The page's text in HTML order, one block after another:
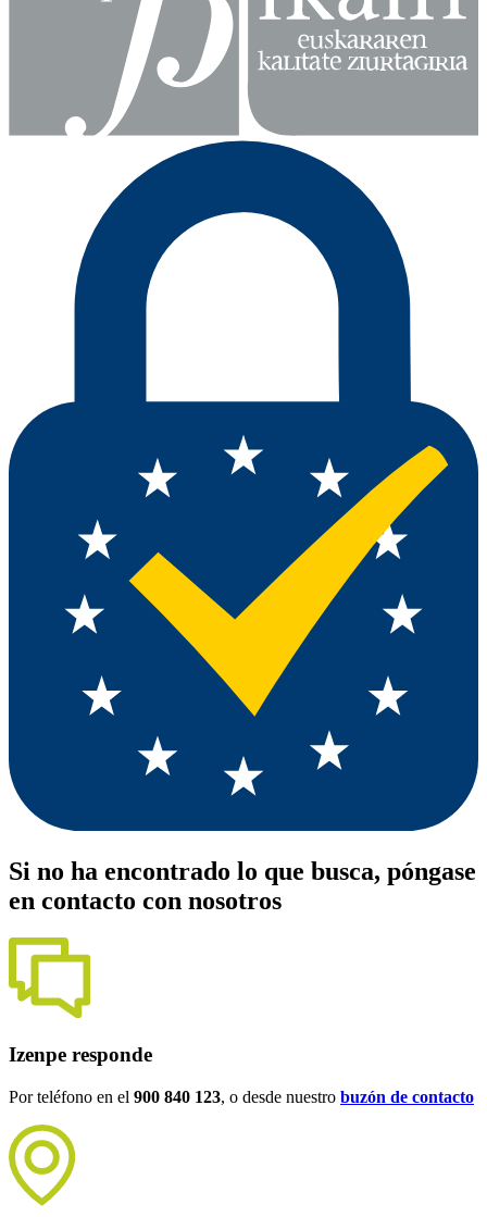
Si no ha encontrado lo que busca, póngase
en contacto con nosotros
Izenpe responde
Por teléfono en el 900 840 123, o desde nuestro buzón de contacto